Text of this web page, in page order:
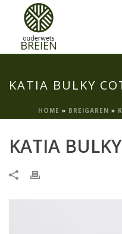
KATIA BULKY
HOME » BREIGAREN »
KATIA